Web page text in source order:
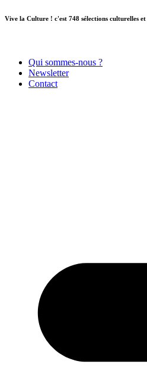
Aller
Vive la Culture ! c'est 748 sélections culturelles
Qui sommes-nous ?
Newsletter
Contact